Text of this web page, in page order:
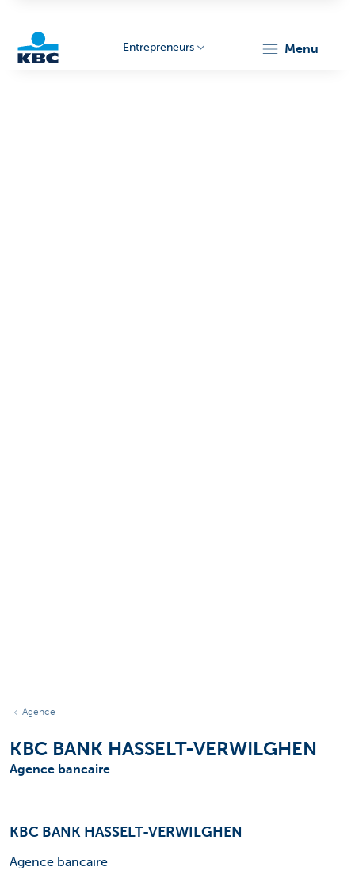
Entrepreneurs menu
Agence
KBC BANK HASSELT-VERWILGHEN
Agence bancaire
KBC BANK HASSELT-VERWILGHEN
Agence bancaire